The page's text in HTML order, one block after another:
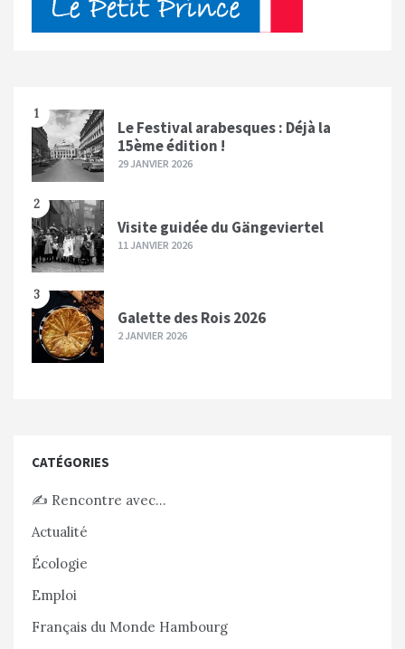
1
Le Festival arabesques : Déjà la
15ème édition !
29 JANVIER 2026
2
Visite guidée du Gängeviertel
11 JANVIER 2026
3
Galette des Rois 2026
2 JANVIER 2026
CATÉGORIES
✍️ Rencontre avec…
Actualité
Écologie
Emploi
Français du Monde Hambourg